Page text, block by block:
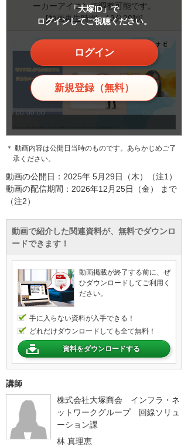
ーカーアイコンで調整可能です。
[動画再生時間：13分29秒]
「大塚ID」で
ログインしてご視聴ください。
ログイン
新規登録（無料）
＊ 動画内容は公開日当時のものです。あらかじめご了
承ください。
動画の公開日：2025年 5月29日（木）（注1）
動画の配信期間：2026年12月25日（金） まで
（注2）
動画で紹介した関連資料が、無料でダウンロ
ードできます！
動画掲載が終了する前に、ぜ
ひダウンロードしてご利用く
ださい。
手に入らない資料が入手できる！
どれだけダウンロードしても全て無料！
資料をダウンロードする
講師
株式会社大塚商会 インフラ・ネ
ットワークグループ 回線ソリュ
ーション課
林 真理恵